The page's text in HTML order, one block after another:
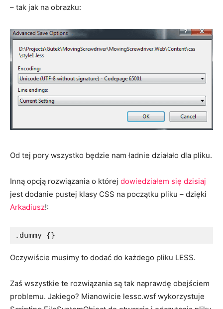
– tak jak na obrazku:
Od tej pory wszystko będzie nam ładnie działało dla pliku.
Inną opcją rozwiązania o której dowiedziałem się dzisiaj
jest dodanie pustej klasy CSS na początku pliku – dzięki
Arkadiusz!:
.dummy {}
Oczywiście musimy to dodać do każdego pliku LESS.
Zaś wszystkie te rozwiązania są tak naprawdę obejściem
problemu. Jakiego? Mianowicie lessc.wsf wykorzystuje